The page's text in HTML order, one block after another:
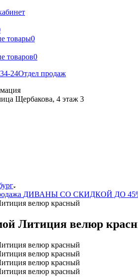
товары0
товаров0
24Отдел продаж
Щербакова, 4 этаж 3
ДИВАНЫ СО СКИДКОЙ ДО
велюр красный
Литиция велюр